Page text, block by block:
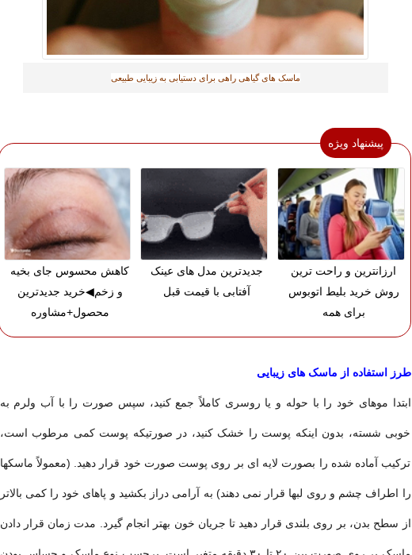
ماسک های گیاهی راهی برای دستیابی به زیبایی طبیعی‎
پیشنهاد ویژه
ارزانترین و راحت ترین
روش خرید بلیط اتوبوس
برای همه
جدیدترین مدل های عینک
آفتابی با قیمت قبل
کاهش محسوس جای بخیه
و زخم◀خرید جدیدترین
محصول+مشاوره
طرز استفاده از ماسک های زیبایی
ابتدا موهای خود را با حوله و یا روسری کاملاً جمع کنید، سپس صورت را با آب ولرم به
خوبی شسته، بدون اینکه پوست را خشک کنید، در صورتیکه پوست کمی مرطوب است،
ترکیب آماده شده را بصورت لایه ای بر روی پوست صورت خود قرار دهید. (معمولاً ماسکها
را اطراف چشم و روی لبها قرار نمی دهند) به آرامی دراز بکشید و پاهای خود را کمی بالاتر
از سطح بدن، بر روی بلندی قرار دهید تا جریان خون بهتر انجام گیرد. مدت زمان قرار دادن